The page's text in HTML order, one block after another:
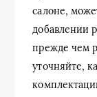
салоне,
добавлении
прежде чем
уточняйте,